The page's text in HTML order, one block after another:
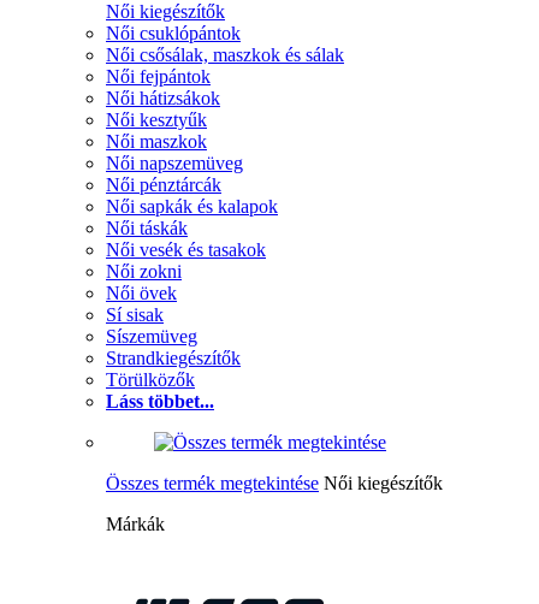
Női kiegészítők
Női csuklópántok
Női csősálak, maszkok és sálak
Női fejpántok
Női hátizsákok
Női kesztyűk
Női maszkok
Női napszemüveg
Női pénztárcák
Női sapkák és kalapok
Női táskák
Női vesék és tasakok
Női zokni
Női övek
Sí sisak
Síszemüveg
Strandkiegészítők
Törülközők
Láss többet...
Összes termék megtekintése Női kiegészítők
Márkák